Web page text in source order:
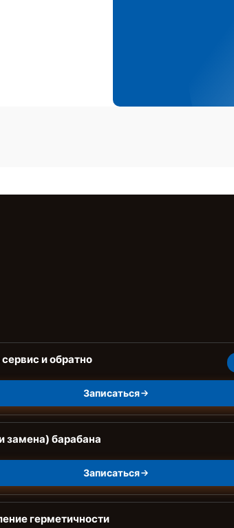
и обратно
Записаться
замена) барабана
Записаться
герметичности